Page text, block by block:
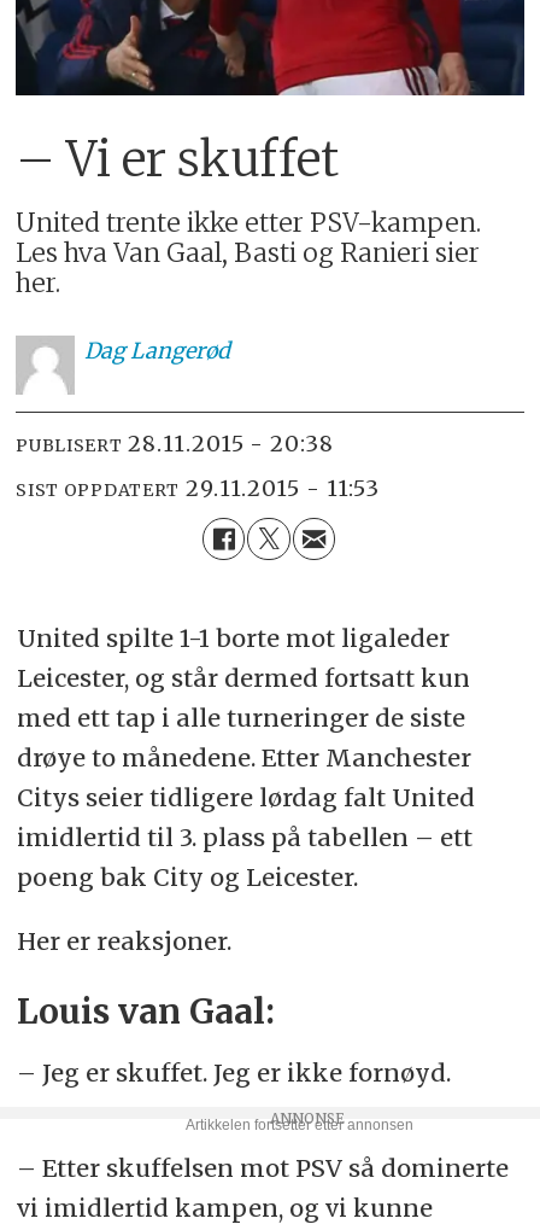
– Vi er skuffet
United trente ikke etter PSV-kampen.
Les hva Van Gaal, Basti og Ranieri sier
her.
DagLangerød
PUBLISERT 28.11.2015 - 20:38
SIST OPPDATERT 29.11.2015 - 11:53
United spilte 1-1 borte mot ligaleder
Leicester, og står dermed fortsatt kun
med ett tap i alle turneringer de siste
drøye to månedene. Etter Manchester
Citys seier tidligere lørdag falt United
imidlertid til 3. plass på tabellen – ett
poeng bak City og Leicester.
Her er reaksjoner.
Louis van Gaal:
– Jeg er skuffet. Jeg er ikke fornøyd.
– Etter skuffelsen mot PSV så dominerte
vi imidlertid kampen, og vi kunne